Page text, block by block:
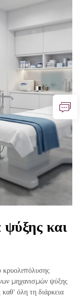
ψύξης και
κρυολιπόλυσης
μηχανισμών ψύξης
όλη τη διάρκεια